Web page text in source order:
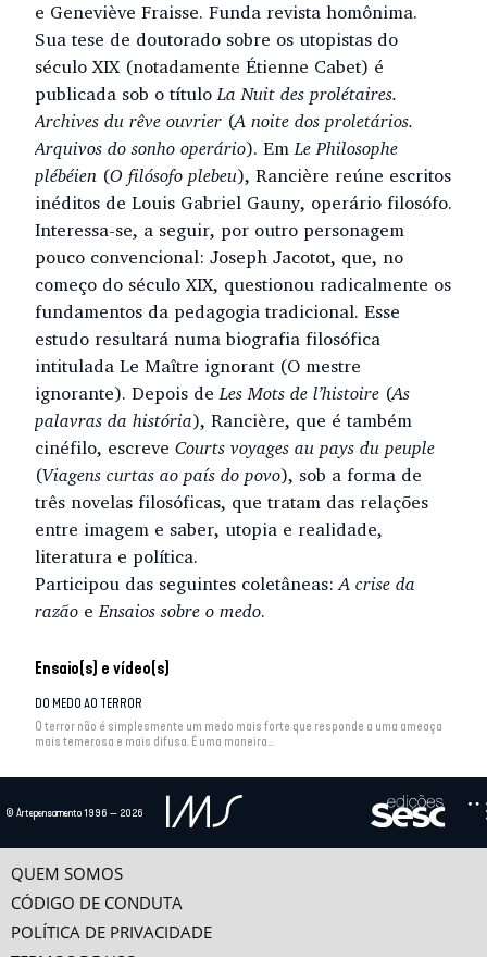
Ensaio(s) e vídeo(s)
DO MEDO AO TERROR
O terror não é simplesmente um medo mais forte que responde a uma ameaça
mais temerosa e mais difusa. É uma maneira...
O discurso dominante que identifica a racionalidade da política ao consenso e
o consenso ao princípio da democracia...
DE LA PEUR À LA TERREUR
e Geneviève Fraisse. Funda revista homônima.
Sua tese de doutorado sobre os utopistas do
século XIX (notadamente Étienne Cabet) é
publicada sob o títuloLa Nuit des prolétaires.
Archives du rêve ouvrier (A noite dos proletários.
Arquivos do sonho operário). EmLe Philosophe
plébéien (O filósofo plebeu), Rancière reúne escritos
inéditos de Louis Gabriel Gauny, operário filosófo.
Interessa-se, a seguir, por outro personagem
pouco convencional: Joseph Jacotot, que, no
começo do século XIX, questionou radicalmente os
fundamentos da pedagogia tradicional. Esse
estudo resultará numa biografia filosófica
intitulada Le Maître ignorant (O mestre
ignorante). Depois deLes Mots de l’histoire (As
palavras da história), Rancière, que é também
cinéfilo, escreve Courts voyages au pays du peuple
(Viagens curtas ao país do povo), sob a forma de
três novelas filosóficas, que tratam das relações
entre imagem e saber, utopia e realidade,
literatura e política.
Participou das seguintes coletâneas:A crise da
razão eEnsaios sobre o medo.
© Artepensamento 1996 — 2026
QUEM SOMOS
CÓDIGO DE CONDUTA
POLÍTICA DE PRIVACIDADE